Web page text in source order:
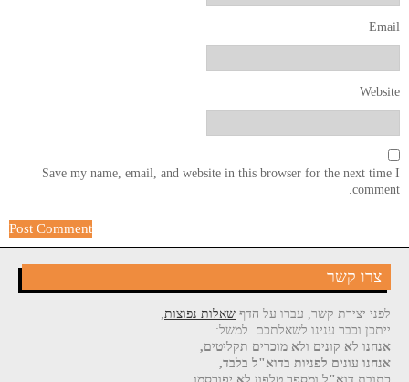
Email
Website
Save my name, email, and website in this browser for the next time I
comment.
צרו קשר
לפני יצירת קשר, עברו על הדף שאלות נפוצות,
ייתכן וכבר ענינו לשאלתכם. למשל:
אנחנו לא קונים ולא מוכרים תקליטים,
אנחנו עונים לפניות בדוא"ל בלבד,